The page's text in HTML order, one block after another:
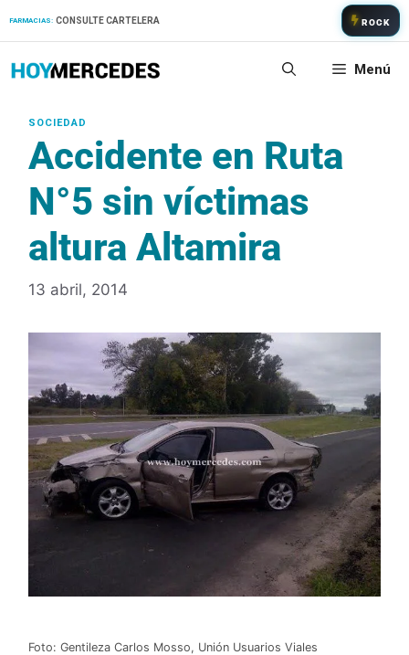
FARMACIAS: CONSULTE CARTELERA ROCK
Menú
Accidente en Ruta
N°5 sin víctimas
altura Altamira
13 abril, 2014
Foto: Gentileza Carlos Mosso, Unión Usuarios Viales